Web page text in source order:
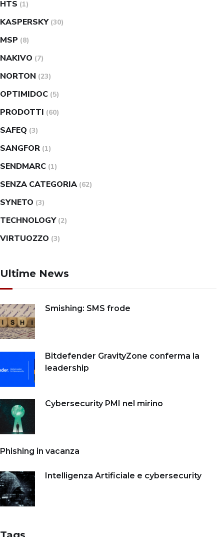
HTS (1)
KASPERSKY (30)
MSP (8)
NAKIVO (7)
NORTON (23)
OPTIMIDOC (5)
PRODOTTI (60)
SAFEQ (3)
SANGFOR (1)
SENDMARC (1)
SENZA CATEGORIA (62)
SYNETO (3)
TECHNOLOGY (2)
VIRTUOZZO (3)
Ultime News
Smishing: SMS frode
Bitdefender GravityZone conferma la
leadership
Cybersecurity PMI nel mirino
Phishing in vacanza
Intelligenza Artificiale e cybersecurity